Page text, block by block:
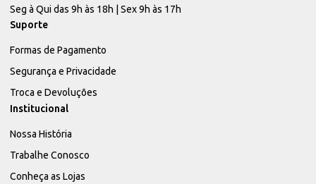
Seg à Qui das 9h às 18h | Sex 9h às 17h
Suporte
Formas de Pagamento
Segurança e Privacidade
Troca e Devoluções
Institucional
Nossa História
Trabalhe Conosco
Conheça as Lojas